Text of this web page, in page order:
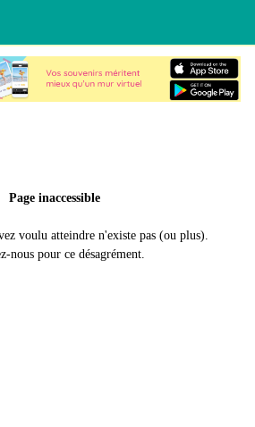
Page inaccessible
voulu atteindre n'existe pas (ou plus).
nous pour ce désagrément.